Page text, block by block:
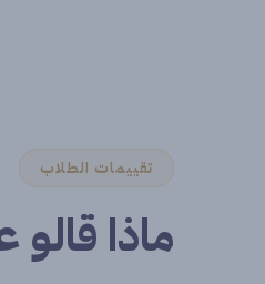
تقييمات الطلاب
ماذا